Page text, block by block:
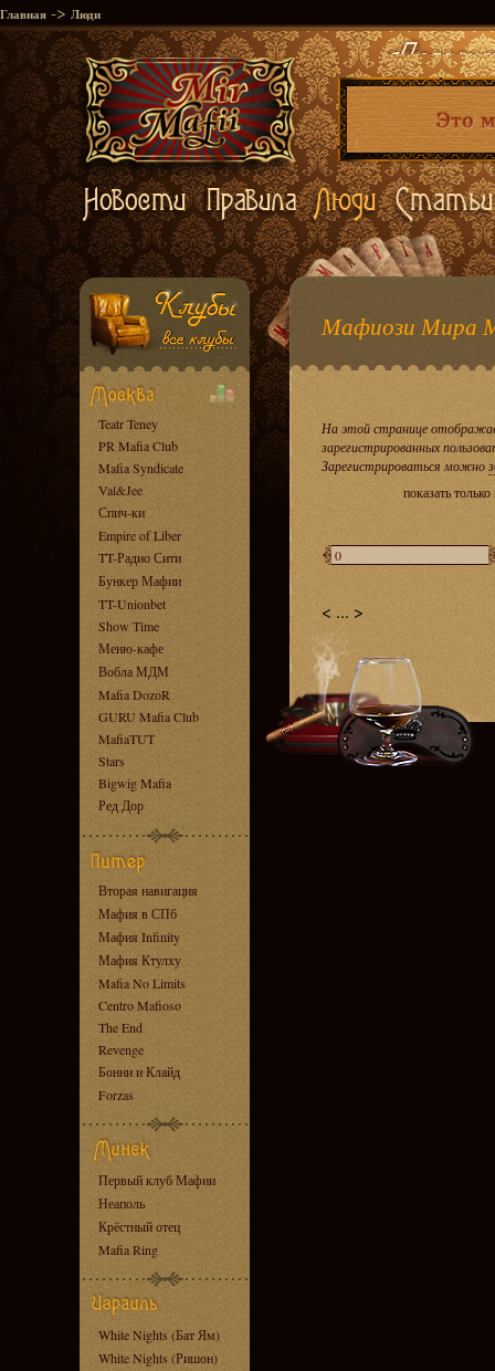
Главная -> Люди
Teatr Teney
PR Mafia Club
Mafia Syndicate
Val&Jee
Спич-ки
Empire of Liber
TT-Радио Сити
Бункер Мафии
TT-Unionbet
Show Time
Меню-кафе
Вобла МДМ
Mafia DozoR
GURU Mafia Club
MafiaTUT
Stars
Bigwig Mafia
Ред Дор
Вторая навигация
Мафия в СПб
Мафия Infinity
Мафия Ктулху
Mafia No Limits
Centro Mafioso
The End
Revenge
Бонни и Клайд
Forzas
Первый клуб Мафии
Неаполь
Крёстный отец
Mafia Ring
White Nights (Бат Ям)
White Nights (Ришон)
Мафиози Мира
На этой странице
зарегистрированных
Зарегистрироваться можно
показать
< ... >